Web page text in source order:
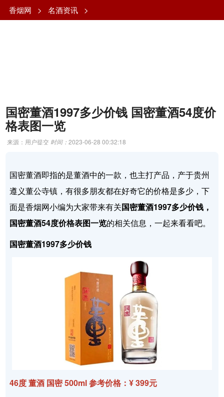
香烟网 > 名酒资讯 >
国密董酒1997多少价钱 国密董酒54度价
格表图一览
来源：用户提交 时间：2023-06-28 00:32:18
国密董酒即指的是董酒中的一款，也主打产品，产于贵州
遵义董公寺镇，有很多朋友都在好奇它的价格是多少，下
面是香烟网小编为大家带来有关国密董酒1997多少价钱，
国密董酒54度价格表图一览的相关信息，一起来看看吧。
国密董酒1997多少价钱
46度 董酒 国密 500ml 参考价格：¥ 399元